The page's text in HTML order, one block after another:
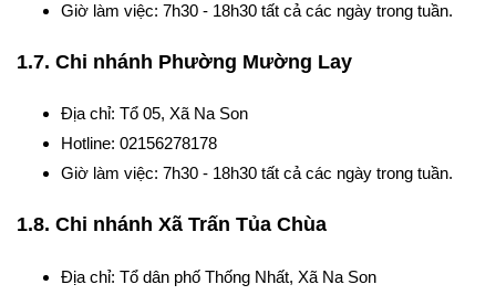
Giờ làm việc: 7h30 - 18h30 tất cả các ngày trong tuần.
1.7. Chi nhánh Phường Mường Lay
Địa chỉ: Tổ 05, Xã Na Son
Hotline: 02156278178
Giờ làm việc: 7h30 - 18h30 tất cả các ngày trong tuần.
1.8. Chi nhánh Xã Trấn Tủa Chùa
Địa chỉ: Tổ dân phố Thống Nhất, Xã Na Son